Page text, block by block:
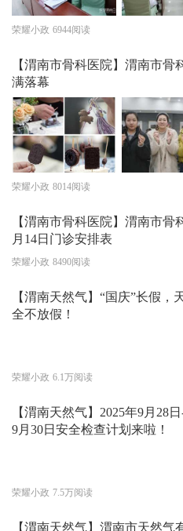
荣耀小政 6944阅读
【渭南市骨科医院】渭南市骨
满落幕
荣耀小政 8014阅读
【渭南市骨科医院】渭南市骨
月14日门诊安排表
荣耀小政 8490阅读
【渭南天然气】“国庆”长假，
全不放假！
荣耀小政 6.1万阅读
【渭南天然气】2025年9月28
9月30日安全检查计划来啦！
荣耀小政 7.5万阅读
【渭南天然气】渭南市天然气